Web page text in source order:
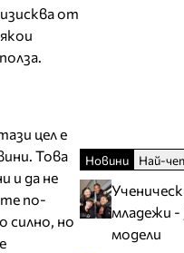
от
цел е
Това
и да не
по-
силно, но
Новини Най-
младежи -
модели